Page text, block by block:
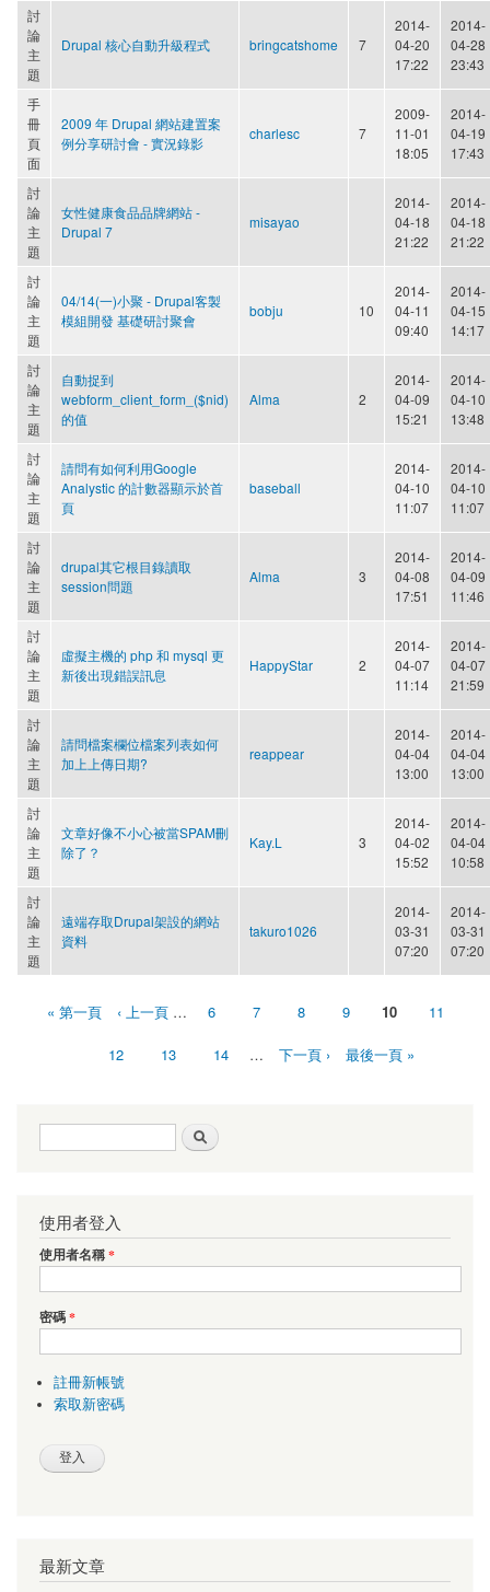
討
論
主
題
Drupal 核心自動升級程式 bringcatshome 7
2014-
04-20
17:22
2014-
04-28
23:43
手
冊
頁
面
2009 年 Drupal 網站建置案
例分享研討會 - 實況錄影
charlesc 7
2009-
11-01
18:05
2014-
04-19
17:43
討
論
主
題
女性健康食品品牌網站 -
Drupal 7
misayao
2014-
04-18
21:22
2014-
04-18
21:22
討
論
主
題
04/14(一)小聚 - Drupal客製
模組開發 基礎研討聚會
bobju 10
2014-
04-11
09:40
2014-
04-15
14:17
討
論
主
題
自動捉到
webform_client_form_($nid)
的值
Alma 2
2014-
04-09
15:21
2014-
04-10
13:48
討
論
主
題
請問有如何利用Google
Analystic 的計數器顯示於首
頁
baseball
2014-
04-10
11:07
2014-
04-10
11:07
討
論
主
題
drupal其它根目錄讀取
session問題
Alma 3
2014-
04-08
17:51
2014-
04-09
11:46
討
論
主
題
虛擬主機的 php 和 mysql 更
新後出現錯誤訊息
HappyStar 2
2014-
04-07
11:14
2014-
04-07
21:59
討
論
主
題
請問檔案欄位檔案列表如何
加上上傳日期?
reappear
2014-
04-04
13:00
2014-
04-04
13:00
討
論
主
題
文章好像不小心被當SPAM刪
除了？
Kay.L 3
2014-
04-02
15:52
2014-
04-04
10:58
討
論
主
題
遠端存取Drupal架設的網站
資料
takuro1026
2014-
03-31
07:20
2014-
03-31
07:20
« 第一頁 ‹ 上一頁 … 6 7 8 9 10 11
12 13 14 … 下一頁 › 最後一頁 »
搜尋表單
使用者登入
使用者名稱*
密碼*
註冊新帳號
索取新密碼
最新文章